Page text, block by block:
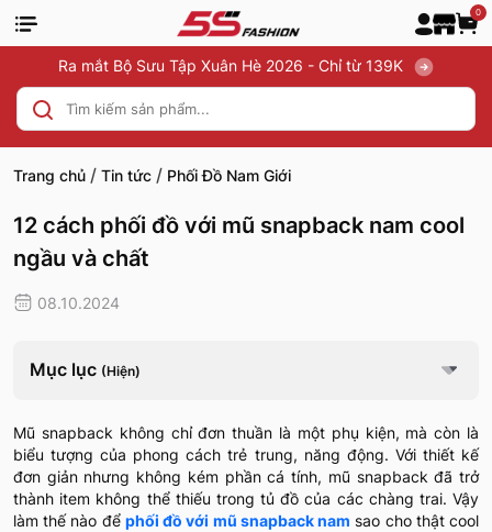
0
Ra mắt Bộ Sưu Tập Xuân Hè 2026 - Chỉ từ 139K
Trang chủ / Tin tức / Phối Đồ Nam Giới
12 cách phối đồ với mũ snapback nam cool
ngầu và chất
08.10.2024
Mục lục (Hiện)
Mũ snapback không chỉ đơn thuần là một phụ kiện, mà còn là
biểu tượng của phong cách trẻ trung, năng động. Với thiết kế
đơn giản nhưng không kém phần cá tính, mũ snapback đã trở
thành item không thể thiếu trong tủ đồ của các chàng trai. Vậy
làm thế nào để phối đồ với mũ snapback nam sao cho thật cool